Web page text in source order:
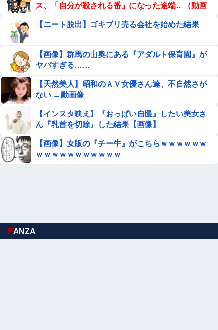
ス、「自分が殺される番」になった途端…（動画
【ニート脱出】ゴキブリ売る会社を始めた結果
【画像】群馬の山奥にある『アダルト保育園』が
ヤバすぎる……
【天然美人】昭和のＡＶ女優さん達、不自然さが
ない →動画像
【インスタ映え】『おっぱい自慢』したい美女さ
ん『乳首を切除』した結果【画像】
【画像】女版の『チー牛』がこちらｗｗｗｗｗｗ
ｗｗｗｗｗｗｗｗｗｗｗ
FANZA